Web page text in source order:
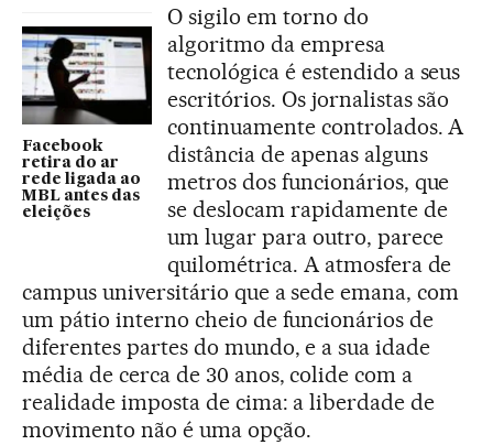
Facebook
retira do ar
rede ligada ao
MBL antes das
eleições
O sigilo em torno do
algoritmo da empresa
tecnológica é estendido a seus
escritórios. Os jornalistas são
continuamente controlados. A
distância de apenas alguns
metros dos funcionários, que
se deslocam rapidamente de
um lugar para outro, parece
quilométrica. A atmosfera de
campus universitário que a sede emana, com
um pátio interno cheio de funcionários de
diferentes partes do mundo, e a sua idade
média de cerca de 30 anos, colide com a
realidade imposta de cima: a liberdade de
movimento não é uma opção.